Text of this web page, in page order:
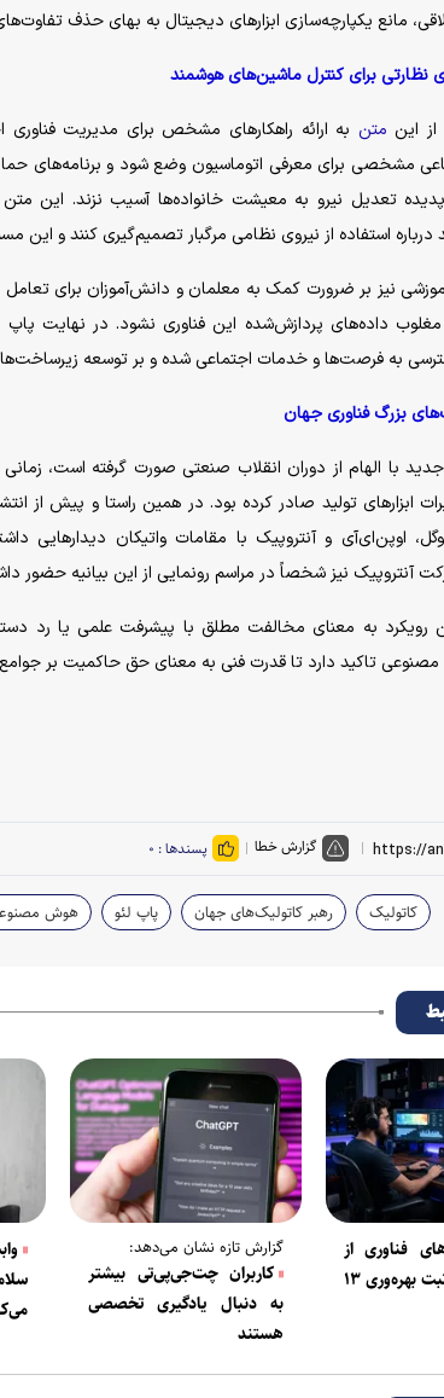
مانع یکپارچه‌سازی ابزار‌های دیجیتال به بهای حذف
نظارتی برای کنترل ماشین‌های هوشمند
این متن به ارائه راهکار‌های مشخص برای مدیریت
مشخصی برای معرفی اتوماسیون وضع شود و برنامه‌های
تعدیل نیرو به معیشت خانواده‌ها آسیب نزند. این
درباره استفاده از نیروی نظامی مرگبار تصمیم‌گیری کنند و
نیز بر ضرورت کمک به معلمان و دانش‌آموزان برای تعامل
داده‌های پردازش‌شده این فناوری نشود. در نهایت پاپ
به فرصت‌ها و خدمات اجتماعی شده و بر توسعه
بزرگ فناوری جهان
با الهام از دوران انقلاب صنعتی صورت گرفته است،
ابزار‌های تولید صادر کرده بود. در همین راستا و پیش از
اوپن‌ای‌آی و آنتروپیک با مقامات واتیکان دیدارهایی
آنتروپیک نیز شخصاً در مراسم رونمایی از این بیانیه حضور
رویکرد به معنای مخالفت مطلق با پیشرفت علمی یا رد
تاکید دارد تا قدرت فنی به معنای حق حاکمیت بر
گزارش خطا پسندها : ۰
کاتولیک رهبر کاتولیک‌های جهان پاپ لئو هوش
فناوری از
دورکاری باوجود ثبت بهره‌وری ۱۳
گزارش تازه نشان می‌دهد:
کاربران چت‌جی‌پی‌تی بیشتر
به دنبال یادگیری تخصصی
هستند